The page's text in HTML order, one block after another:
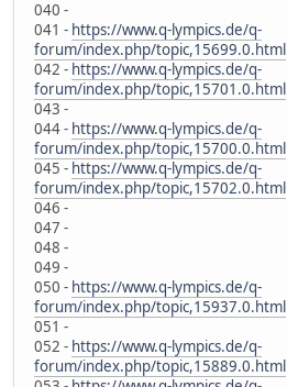
040 -
041 - https://www.q-lympics.de/q-
forum/index.php/topic,15699.0.html
042 - https://www.q-lympics.de/q-
forum/index.php/topic,15701.0.html
043 -
044 - https://www.q-lympics.de/q-
forum/index.php/topic,15700.0.html
045 - https://www.q-lympics.de/q-
forum/index.php/topic,15702.0.html
046 -
047 -
048 -
049 -
050 - https://www.q-lympics.de/q-
forum/index.php/topic,15937.0.html
051 -
052 - https://www.q-lympics.de/q-
forum/index.php/topic,15889.0.html